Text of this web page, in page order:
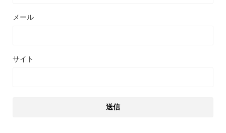
メール
サイト